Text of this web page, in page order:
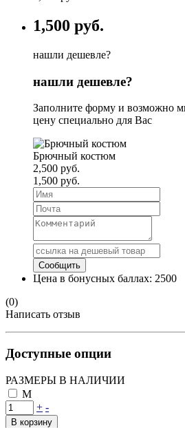
1,500 руб.
нашли дешевле?
нашли дешевле?
Заполните форму и возможно
цену специально для Вас
Брючный костюм
2,500 руб.
1,500 руб.
Цена в бонусных баллах: 2500
(0)
Написать отзыв
Доступные опции
РАЗМЕРЫ В НАЛИЧИИ
M
+ -
В корзину